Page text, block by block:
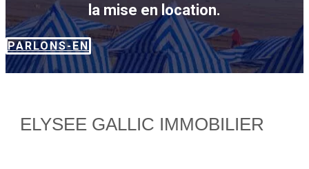
la mise en location.
PARLONS-EN
ELYSEE GALLIC IMMOBILIER